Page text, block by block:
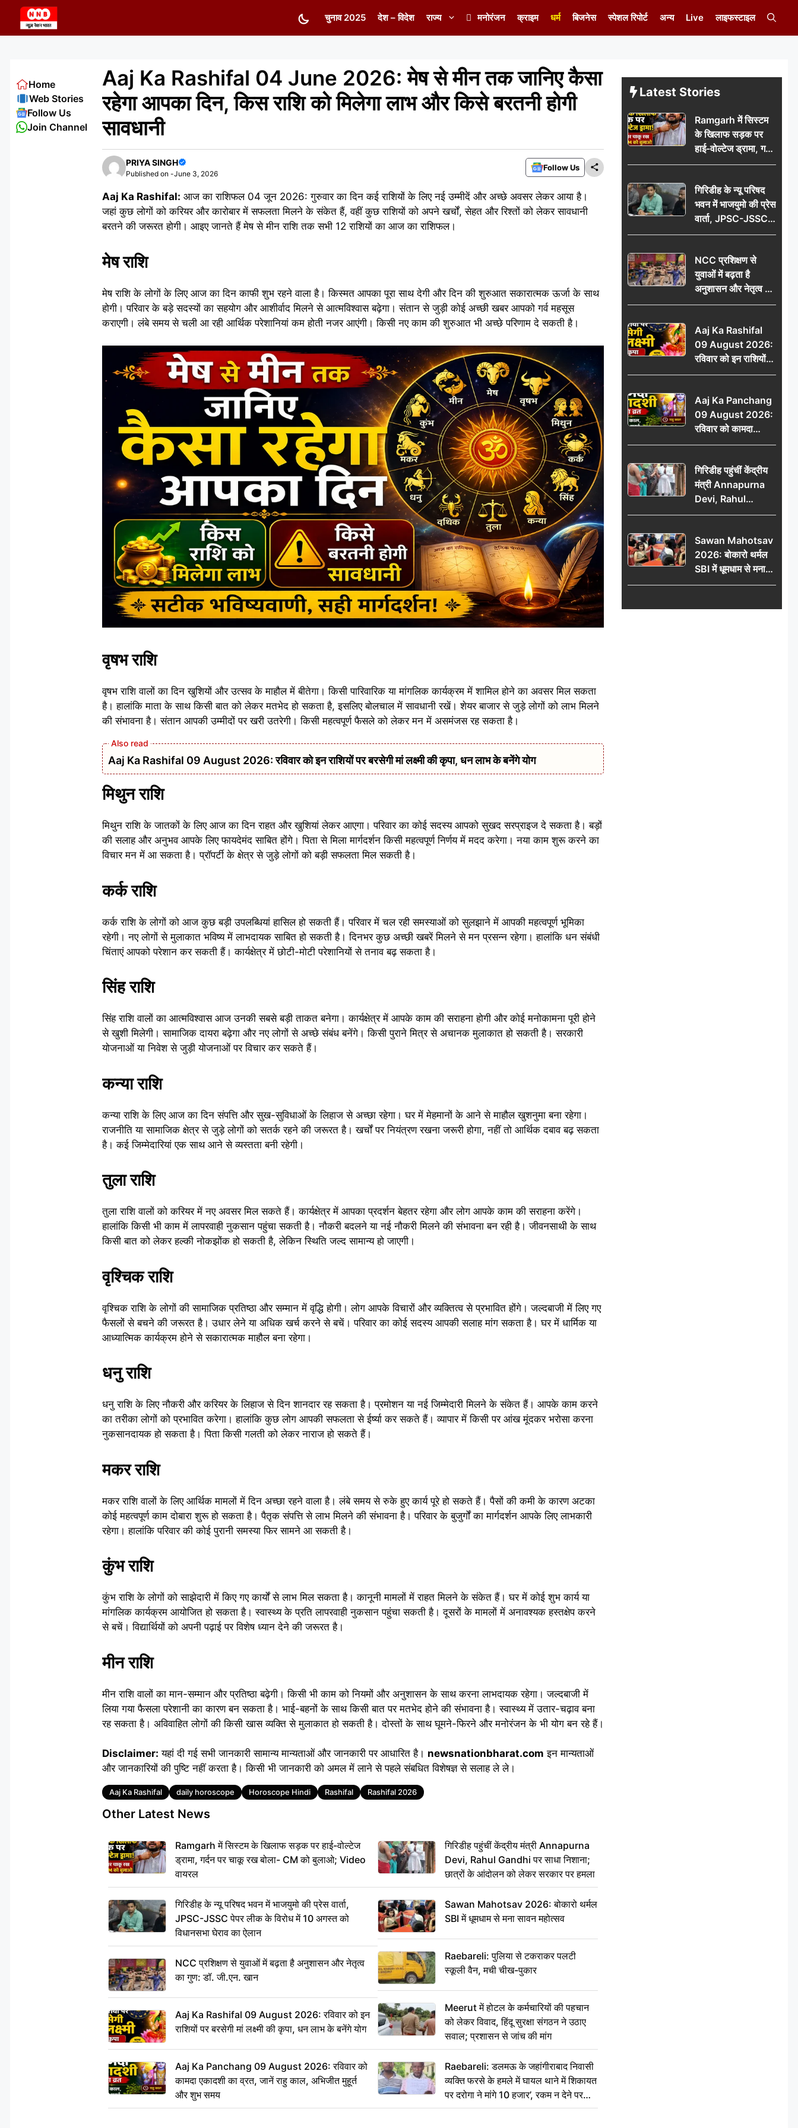
content
चुनाव 2025 देश – विदेश राज्य मनोरंजन क्राइम धर्म बिजनेस स्पेशल रिपोर्ट अन्य Live लाइफस्टाइल
Aaj Ka Rashifal 04 June 2026: मेष से मीन तक जानिए कैसा
रहेगा आपका दिन, किस राशि को मिलेगा लाभ और किसे बरतनी होगी
सावधानी
PRIYA SINGH
Published on -June 3, 2026
Follow Us
Aaj Ka Rashifal: आज का राशिफल 04 जून 2026: गुरुवार का दिन कई राशियों के लिए नई उम्मीदें और अच्छे अवसर लेकर आया है।
जहां कुछ लोगों को करियर और कारोबार में सफलता मिलने के संकेत हैं, वहीं कुछ राशियों को अपने खर्चों, सेहत और रिश्तों को लेकर सावधानी
बरतने की जरूरत होगी। आइए जानते हैं मेष से मीन राशि तक सभी 12 राशियों का आज का राशिफल।
मेष राशि
मेष राशि के लोगों के लिए आज का दिन काफी शुभ रहने वाला है। किस्मत आपका पूरा साथ देगी और दिन की शुरुआत सकारात्मक ऊर्जा के साथ
होगी। परिवार के बड़े सदस्यों का सहयोग और आशीर्वाद मिलने से आत्मविश्वास बढ़ेगा। संतान से जुड़ी कोई अच्छी खबर आपको गर्व महसूस
कराएगी। लंबे समय से चली आ रही आर्थिक परेशानियां कम होती नजर आएंगी। किसी नए काम की शुरुआत भी अच्छे परिणाम दे सकती है।
वृषभ राशि
वृषभ राशि वालों का दिन खुशियों और उत्सव के माहौल में बीतेगा। किसी पारिवारिक या मांगलिक कार्यक्रम में शामिल होने का अवसर मिल सकता
है। हालांकि माता के साथ किसी बात को लेकर मतभेद हो सकता है, इसलिए बोलचाल में सावधानी रखें। शेयर बाजार से जुड़े लोगों को लाभ मिलने
की संभावना है। संतान आपकी उम्मीदों पर खरी उतरेगी। किसी महत्वपूर्ण फैसले को लेकर मन में असमंजस रह सकता है।
Aaj Ka Rashifal 09 August 2026: रविवार को इन राशियों पर बरसेगी मां लक्ष्मी की कृपा, धन लाभ के बनेंगे योग
मिथुन राशि
मिथुन राशि के जातकों के लिए आज का दिन राहत और खुशियां लेकर आएगा। परिवार का कोई सदस्य आपको सुखद सरप्राइज दे सकता है। बड़ों
की सलाह और अनुभव आपके लिए फायदेमंद साबित होंगे। पिता से मिला मार्गदर्शन किसी महत्वपूर्ण निर्णय में मदद करेगा। नया काम शुरू करने का
विचार मन में आ सकता है। प्रॉपर्टी के क्षेत्र से जुड़े लोगों को बड़ी सफलता मिल सकती है।
कर्क राशि
कर्क राशि के लोगों को आज कुछ बड़ी उपलब्धियां हासिल हो सकती हैं। परिवार में चल रही समस्याओं को सुलझाने में आपकी महत्वपूर्ण भूमिका
रहेगी। नए लोगों से मुलाकात भविष्य में लाभदायक साबित हो सकती है। दिनभर कुछ अच्छी खबरें मिलने से मन प्रसन्न रहेगा। हालांकि धन संबंधी
चिंताएं आपको परेशान कर सकती हैं। कार्यक्षेत्र में छोटी-मोटी परेशानियों से तनाव बढ़ सकता है।
सिंह राशि
सिंह राशि वालों का आत्मविश्वास आज उनकी सबसे बड़ी ताकत बनेगा। कार्यक्षेत्र में आपके काम की सराहना होगी और कोई मनोकामना पूरी होने
से खुशी मिलेगी। सामाजिक दायरा बढ़ेगा और नए लोगों से अच्छे संबंध बनेंगे। किसी पुराने मित्र से अचानक मुलाकात हो सकती है। सरकारी
योजनाओं या निवेश से जुड़ी योजनाओं पर विचार कर सकते हैं।
कन्या राशि
कन्या राशि के लिए आज का दिन संपत्ति और सुख-सुविधाओं के लिहाज से अच्छा रहेगा। घर में मेहमानों के आने से माहौल खुशनुमा बना रहेगा।
राजनीति या सामाजिक क्षेत्र से जुड़े लोगों को सतर्क रहने की जरूरत है। खर्चों पर नियंत्रण रखना जरूरी होगा, नहीं तो आर्थिक दबाव बढ़ सकता
है। कई जिम्मेदारियां एक साथ आने से व्यस्तता बनी रहेगी।
तुला राशि
तुला राशि वालों को करियर में नए अवसर मिल सकते हैं। कार्यक्षेत्र में आपका प्रदर्शन बेहतर रहेगा और लोग आपके काम की सराहना करेंगे।
हालांकि किसी भी काम में लापरवाही नुकसान पहुंचा सकती है। नौकरी बदलने या नई नौकरी मिलने की संभावना बन रही है। जीवनसाथी के साथ
किसी बात को लेकर हल्की नोकझोंक हो सकती है, लेकिन स्थिति जल्द सामान्य हो जाएगी।
वृश्चिक राशि
वृश्चिक राशि के लोगों की सामाजिक प्रतिष्ठा और सम्मान में वृद्धि होगी। लोग आपके विचारों और व्यक्तित्व से प्रभावित होंगे। जल्दबाजी में लिए गए
फैसलों से बचने की जरूरत है। उधार लेने या अधिक खर्च करने से बचें। परिवार का कोई सदस्य आपकी सलाह मांग सकता है। घर में धार्मिक या
आध्यात्मिक कार्यक्रम होने से सकारात्मक माहौल बना रहेगा।
धनु राशि
धनु राशि के लिए नौकरी और करियर के लिहाज से दिन शानदार रह सकता है। प्रमोशन या नई जिम्मेदारी मिलने के संकेत हैं। आपके काम करने
का तरीका लोगों को प्रभावित करेगा। हालांकि कुछ लोग आपकी सफलता से ईर्ष्या कर सकते हैं। व्यापार में किसी पर आंख मूंदकर भरोसा करना
नुकसानदायक हो सकता है। पिता किसी गलती को लेकर नाराज हो सकते हैं।
मकर राशि
मकर राशि वालों के लिए आर्थिक मामलों में दिन अच्छा रहने वाला है। लंबे समय से रुके हुए कार्य पूरे हो सकते हैं। पैसों की कमी के कारण अटका
कोई महत्वपूर्ण काम दोबारा शुरू हो सकता है। पैतृक संपत्ति से लाभ मिलने की संभावना है। परिवार के बुजुर्गों का मार्गदर्शन आपके लिए लाभकारी
रहेगा। हालांकि परिवार की कोई पुरानी समस्या फिर सामने आ सकती है।
कुंभ राशि
कुंभ राशि के लोगों को साझेदारी में किए गए कार्यों से लाभ मिल सकता है। कानूनी मामलों में राहत मिलने के संकेत हैं। घर में कोई शुभ कार्य या
मांगलिक कार्यक्रम आयोजित हो सकता है। स्वास्थ्य के प्रति लापरवाही नुकसान पहुंचा सकती है। दूसरों के मामलों में अनावश्यक हस्तक्षेप करने
से बचें। विद्यार्थियों को अपनी पढ़ाई पर विशेष ध्यान देने की जरूरत है।
मीन राशि
मीन राशि वालों का मान-सम्मान और प्रतिष्ठा बढ़ेगी। किसी भी काम को नियमों और अनुशासन के साथ करना लाभदायक रहेगा। जल्दबाजी में
लिया गया फैसला परेशानी का कारण बन सकता है। भाई-बहनों के साथ किसी बात पर मतभेद होने की संभावना है। स्वास्थ्य में उतार-चढ़ाव बना
रह सकता है। अविवाहित लोगों की किसी खास व्यक्ति से मुलाकात हो सकती है। दोस्तों के साथ घूमने-फिरने और मनोरंजन के भी योग बन रहे हैं।
Disclaimer: यहां दी गई सभी जानकारी सामान्य मान्यताओं और जानकारी पर आधारित है। newsnationbharat.com इन मान्यताओं
और जानकारियों की पुष्टि नहीं करता है। किसी भी जानकारी को अमल में लाने से पहले संबधित विशेषज्ञ से सलाह ले ले।
Tags
Aaj Ka Rashifal daily horoscope Horoscope Hindi Rashifal Rashifal 2026
Other Latest News
Ramgarh में सिस्टम के खिलाफ सड़क पर हाई-वोल्टेज
ड्रामा, गर्दन पर चाकू रख बोला- CM को बुलाओ; Video
वायरल
गिरिडीह के न्यू परिषद भवन में भाजयुमो की प्रेस वार्ता,
JPSC-JSSC पेपर लीक के विरोध में 10 अगस्त को
विधानसभा घेराव का ऐलान
NCC प्रशिक्षण से युवाओं में बढ़ता है अनुशासन और नेतृत्व
का गुण: डॉ. जी.एन. खान
Aaj Ka Rashifal 09 August 2026: रविवार को इन
राशियों पर बरसेगी मां लक्ष्मी की कृपा, धन लाभ के बनेंगे योग
Aaj Ka Panchang 09 August 2026: रविवार को
कामदा एकादशी का व्रत, जानें राहु काल, अभिजीत मुहूर्त
और शुभ समय
गिरिडीह पहुंचीं केंद्रीय मंत्री Annapurna
Devi, Rahul Gandhi पर साधा निशाना;
छात्रों के आंदोलन को लेकर सरकार पर हमला
Sawan Mahotsav 2026: बोकारो थर्मल
SBI में धूमधाम से मना सावन महोत्सव
Raebareli: पुलिया से टकराकर पलटी
स्कूली वैन, मची चीख-पुकार
Meerut में होटल के कर्मचारियों की पहचान
को लेकर विवाद, हिंदू सुरक्षा संगठन ने उठाए
सवाल; प्रशासन से जांच की मांग
Raebareli: डलमऊ के जहांगीराबाद निवासी
व्यक्ति फरसे के हमले में घायल थाने में शिकायत
पर दरोगा ने मांगे 10 हजार’, रकम न देने पर
कार्रवाई ठंडी!
Home
Web Stories
Follow Us
Join Channel
Latest Stories
Ramgarh में सिस्टम
के खिलाफ सड़क पर
हाई-वोल्टेज ड्रामा, गर्दन
पर चाकू रख बोला- CM
वायरल
गिरिडीह के न्यू परिषद
भवन में भाजयुमो की प्रेस
वार्ता, JPSC-JSSC
पेपर लीक के विरोध में
विधानसभा घेराव का
ऐलान
NCC प्रशिक्षण से
युवाओं में बढ़ता है
अनुशासन और नेतृत्व का
गुण: डॉ. जी.एन. खान
Aaj Ka Rashifal
09 August 2026:
रविवार को इन राशियों
पर बरसेगी मां लक्ष्मी की
योग
Aaj Ka Panchang
09 August 2026:
रविवार को कामदा
एकादशी का व्रत, जानें
और शुभ समय
गिरिडीह पहुंचीं केंद्रीय
मंत्री Annapurna
Devi, Rahul
Gandhi पर साधा
आंदोलन को लेकर
सरकार पर हमला
Sawan Mahotsav
2026: बोकारो थर्मल
SBI में धूमधाम से मना
सावन महोत्सव